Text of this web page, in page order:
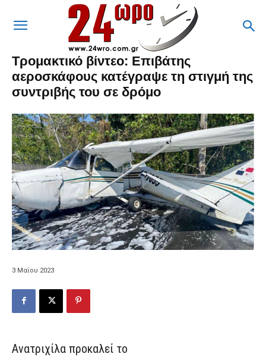
Τρομακτικό βίντεο: Επιβάτης
αεροσκάφους κατέγραψε τη στιγμή της
συντριβής του σε δρόμο
3 Μαΐου 2023
Ανατριχίλα προκαλεί το